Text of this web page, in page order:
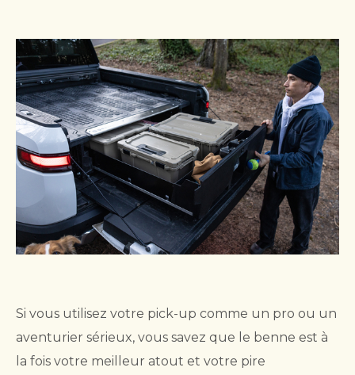
Si vous utilisez votre pick-up comme un pro ou un
aventurier sérieux, vous savez que le benne est à
la fois votre meilleur atout et votre pire